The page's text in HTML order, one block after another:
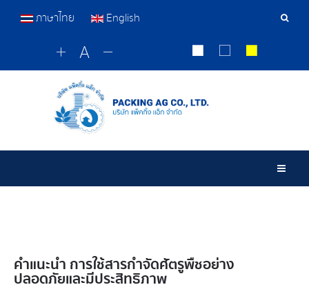
เครื่อ
ภาษาไทย English
คำแนะนำ การใช้สารกำจัดศัตรูพืชอย่าง
ปลอดภัยและมีประสิทธิภาพ